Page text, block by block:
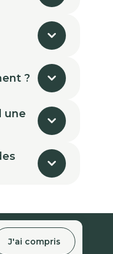
?
une
J'ai compris